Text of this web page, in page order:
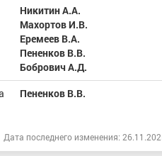
Никитин А.А.
Махортов И.В.
Еремеев В.А.
Пененков В.В.
Бобрович А.Д.
Пененков В.В.
Дата последнего изменения: